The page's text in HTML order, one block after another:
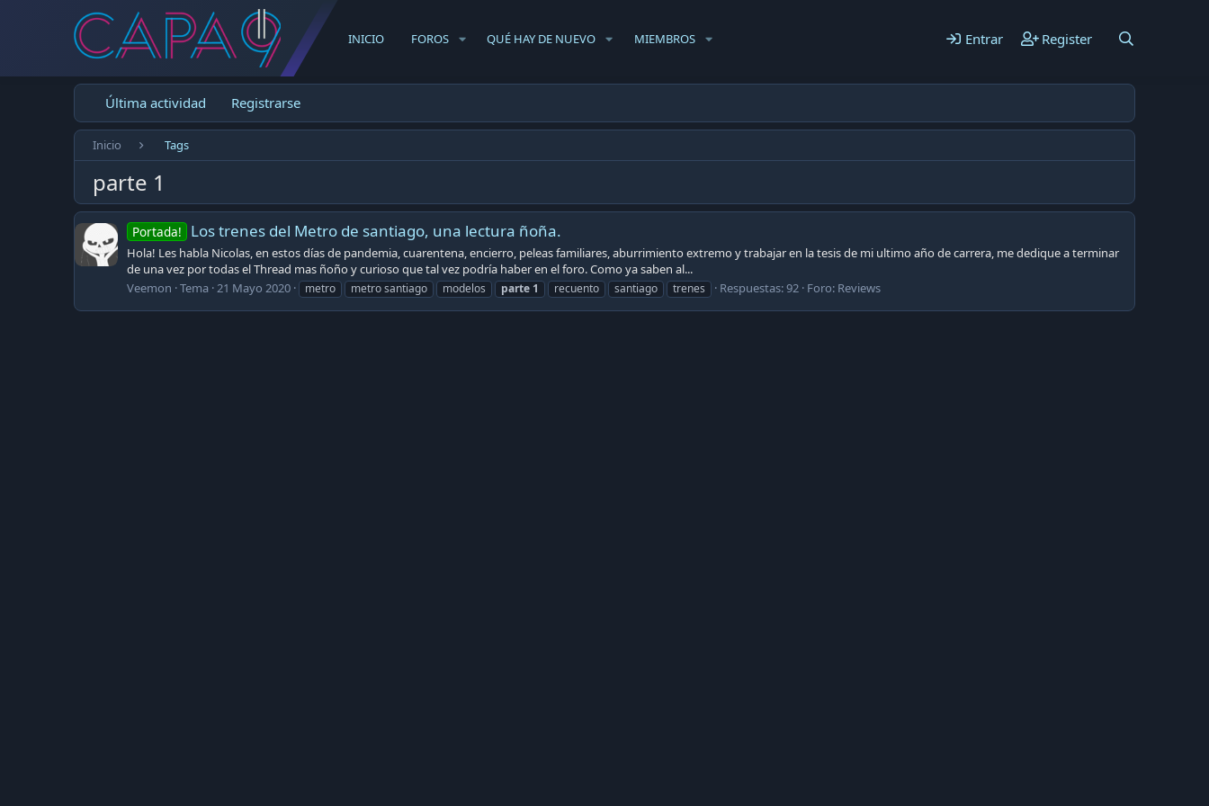
INICIO FOROS QUÉ HAY DE NUEVO MIEMBROS Entrar Register
Última actividad Registrarse
Inicio Tags
parte 1
Portada! Los trenes del Metro de santiago, una lectura ñoña.
Hola! Les habla Nicolas, en estos días de pandemia, cuarentena, encierro, peleas familiares, aburrimiento extremo y trabajar en la tesis de mi ultimo año de carrera, me dedique a terminar
de una vez por todas el Thread mas ñoño y curioso que tal vez podría haber en el foro. Como ya saben al...
Veemon Tema 21 Mayo 2020 metro metro santiago modelos parte 1 recuento santiago trenes Respuestas: 92 Foro: Reviews